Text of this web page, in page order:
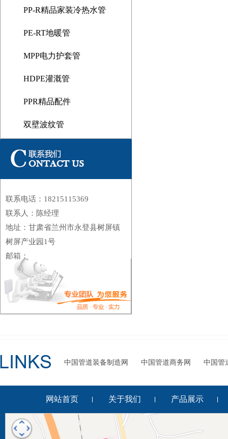
PP-R精品家装冷热水管
PE-RT地暖管
MPP电力护套管
HDPE灌溉管
PPR精品配件
双壁波纹管
联系电话：18215115369
联系人：陈经理
地址：甘肃省兰州市永登县树屏镇
树屏产业园1号
邮箱：
中国管道装备制造网 中国管道商务网 中国管
网站首页 关于我们 产品展示